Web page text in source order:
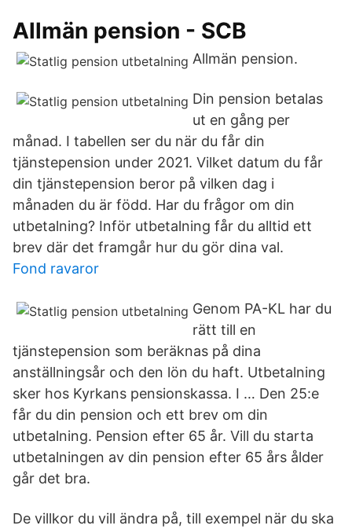
Allmän pension - SCB
Allmän pension.
Din pension betalas
ut en gång per
månad. I tabellen ser du när du får din
tjänstepension under 2021. Vilket datum du får
din tjänstepension beror på vilken dag i
månaden du är född. Har du frågor om din
utbetalning? Inför utbetalning får du alltid ett
brev där det framgår hur du gör dina val.
Fond ravaror
Genom PA-KL har du
rätt till en
tjänstepension som beräknas på dina
anställningsår och den lön du haft. Utbetalning
sker hos Kyrkans pensionskassa. I … Den 25:e
får du din pension och ett brev om din
utbetalning. Pension efter 65 år. Vill du starta
utbetalningen av din pension efter 65 års ålder
går det bra.
De villkor du vill ändra på, till exempel när du ska